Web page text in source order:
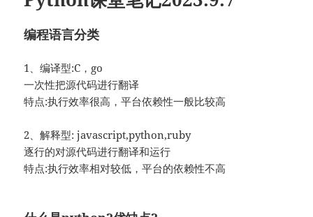
编程语言分类
1、编译型:C，go
一次性把源代码进行翻译
特点:执行效率很高，平台依赖性一般比较高
2、解释型: javascript,python,ruby
逐行的对源代码进行翻译和运行
特点:执行效率相对较低，平台的依赖性不高